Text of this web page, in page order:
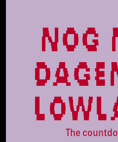
nog
The
Amsterdam UMC
Een hersenschudding komt af
voetbal en vechtsport.